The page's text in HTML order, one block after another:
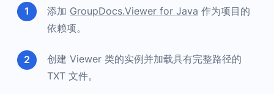
添加 GroupDocs.Viewer for Java 作为项目的
依赖项。
创建 Viewer 类的实例并加载具有完整路径的
TXT 文件。